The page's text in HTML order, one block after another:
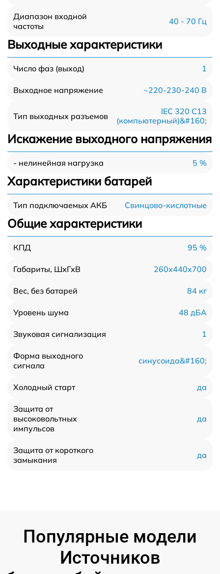
Диапазон входной
частоты
40 - 70 Гц
Выходные характеристики
Число фаз (выход) 1
Выходное напряжение ~220-230-240 В
Тип выходных разъемов
IEC 320 C13
(компьютерный)&#160;
Искажение выходного напряжения
- нелинейная нагрузка 5 %
Характеристики батарей
Тип подключаемых АКБ Свинцово-кислотные
Общие характеристики
КПД 95 %
Габариты, ШхГхВ 260x440x700
Вес, без батарей 84 кг
Уровень шума 48 дБА
Звуковая сигнализация 1
Форма выходного
сигнала
синусоида&#160;
Холодный старт да
Защита от
высоковольтных
импульсов
да
Защита от короткого
замыкания
да
Популярные модели
Источников